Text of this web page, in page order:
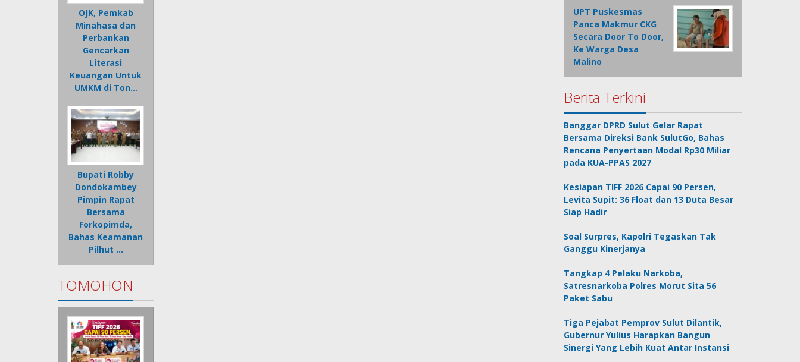
OJK, Pemkab
Minahasa dan
Perbankan
Gencarkan
Literasi
Keuangan Untuk
UMKM di Ton…
Bupati Robby
Dondokambey
Pimpin Rapat
Bersama
Forkopimda,
Bahas Keamanan
Pilhut …
TOMOHON
UPT Puskesmas
Panca Makmur CKG
Secara Door To Door,
Ke Warga Desa
Malino
Berita Terkini
Banggar DPRD Sulut Gelar Rapat
Bersama Direksi Bank SulutGo, Bahas
Rencana Penyertaan Modal Rp30 Miliar
pada KUA-PPAS 2027
Kesiapan TIFF 2026 Capai 90 Persen,
Levita Supit: 36 Float dan 13 Duta Besar
Siap Hadir
Soal Surpres, Kapolri Tegaskan Tak
Ganggu Kinerjanya
Tangkap 4 Pelaku Narkoba,
Satresnarkoba Polres Morut Sita 56
Paket Sabu
Tiga Pejabat Pemprov Sulut Dilantik,
Gubernur Yulius Harapkan Bangun
Sinergi Yang Lebih Kuat Antar Instansi